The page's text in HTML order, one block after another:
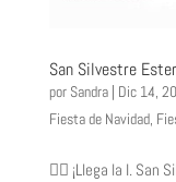
San Silvestre
por Sandra| Dic 14,
Fiesta de Navidad,
🏃‍♀ ¡Llega la I. San